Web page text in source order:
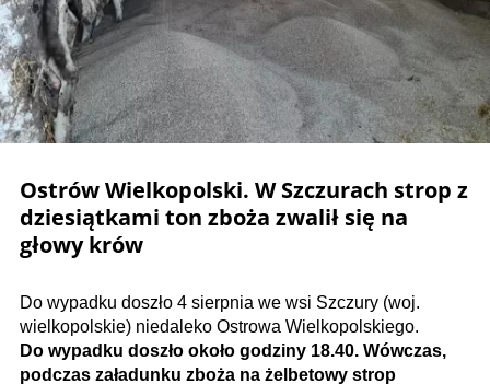
Ostrów Wielkopolski. W Szczurach strop z
dziesiątkami ton zboża zwalił się na
głowy krów
Do wypadku doszło 4 sierpnia we wsi Szczury (woj.
wielkopolskie) niedaleko Ostrowa Wielkopolskiego.
Do wypadku doszło około godziny 18.40. Wówczas,
podczas załadunku zboża na żelbetowy strop